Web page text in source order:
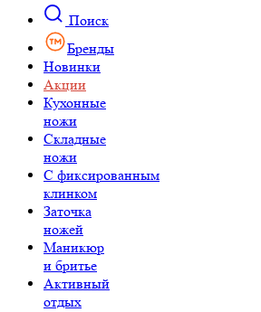
Поиск
Бренды
Новинки
Акции
Кухонные
ножи
Складные
ножи
C фиксированным
клинком
Заточка
ножей
Маникюр
и бритье
Активный
отдых